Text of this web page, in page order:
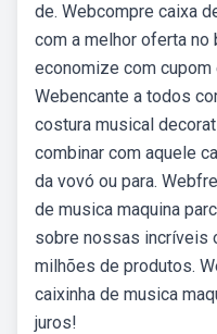
de. Webcompre caixa
com a melhor oferta no
economize com
Webencante a todos
costura musical
combinar com aquele
da vovó ou para.
de musica maquina
sobre nossas incríveis
milhões de produtos.
caixinha de musica
juros!